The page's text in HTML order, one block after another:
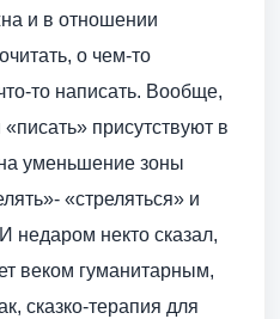
и в отношении
о чем-то
то написать. Вообще,
присутствуют в
уменьшение зоны
«стреляться» и
недаром некто сказал,
веком гуманитарным,
сказко-терапия для